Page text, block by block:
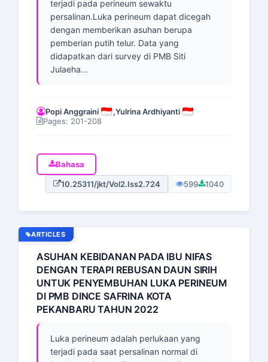
terjadi pada perineum sewaktu
persalinan.Luka perineum dapat dicegah
dengan memberikan asuhan berupa
pemberian putih telur. Data yang
didapatkan dari survey di PMB Siti
Julaeha...
Popi Anggraini ,Yulrina Ardhiyanti
Pages: 201-208
Bahasa
10.25311/jkt/Vol2.Iss2.724 599 1040
ARTICLES
ASUHAN KEBIDANAN PADA IBU NIFAS
DENGAN TERAPI REBUSAN DAUN SIRIH
UNTUK PENYEMBUHAN LUKA PERINEUM
DI PMB DINCE SAFRINA KOTA
PEKANBARU TAHUN 2022
Luka perineum adalah perlukaan yang
terjadi pada saat persalinan normal di